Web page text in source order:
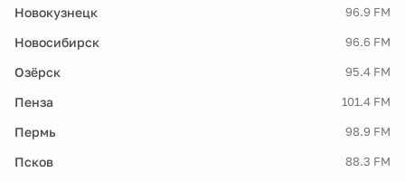
Новокузнецк 96.9 FM
Новосибирск 96.6 FM
Озёрск 95.4 FM
Пенза 101.4 FM
Пермь 98.9 FM
Псков 88.3 FM